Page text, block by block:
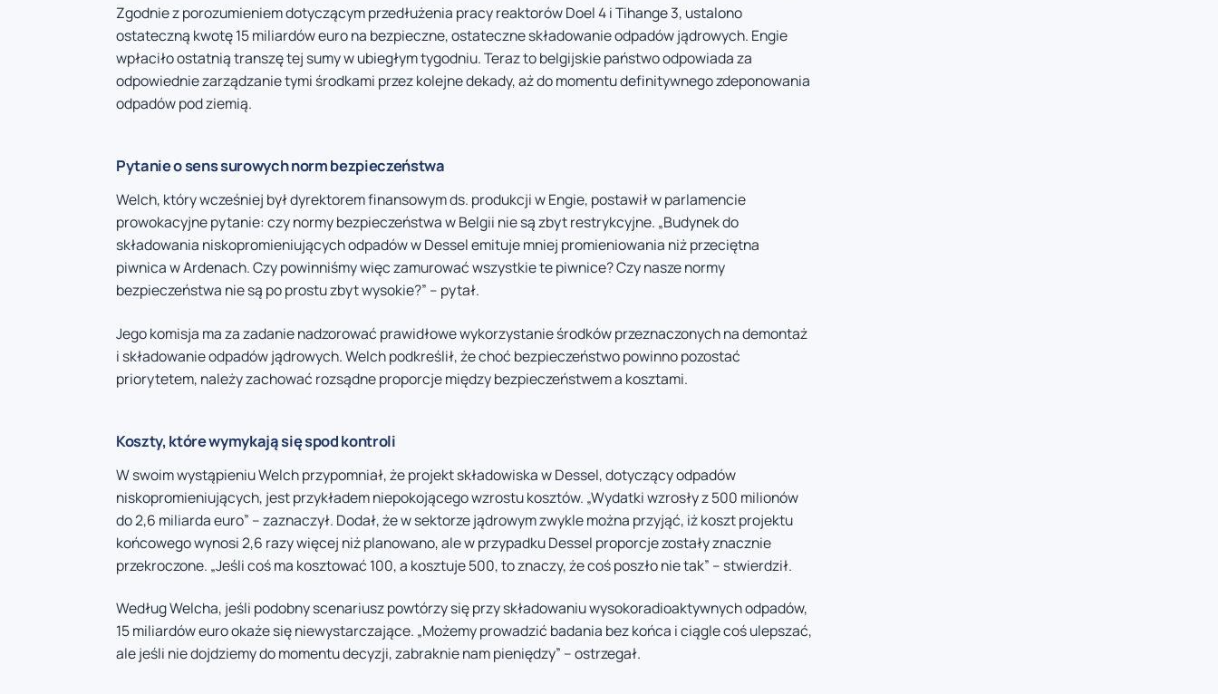
Zgodnie z porozumieniem dotyczącym przedłużenia pracy reaktorów Doel 4 i Tihange 3, ustalono
ostateczną kwotę 15 miliardów euro na bezpieczne, ostateczne składowanie odpadów jądrowych. Engie
wpłaciło ostatnią transzę tej sumy w ubiegłym tygodniu. Teraz to belgijskie państwo odpowiada za
odpowiednie zarządzanie tymi środkami przez kolejne dekady, aż do momentu definitywnego zdeponowania
odpadów pod ziemią.
Pytanie o sens surowych norm bezpieczeństwa
Welch, który wcześniej był dyrektorem finansowym ds. produkcji w Engie, postawił w parlamencie
prowokacyjne pytanie: czy normy bezpieczeństwa w Belgii nie są zbyt restrykcyjne. „Budynek do
składowania niskopromieniujących odpadów w Dessel emituje mniej promieniowania niż przeciętna
piwnica w Ardenach. Czy powinniśmy więc zamurować wszystkie te piwnice? Czy nasze normy
bezpieczeństwa nie są po prostu zbyt wysokie?” – pytał.
Jego komisja ma za zadanie nadzorować prawidłowe wykorzystanie środków przeznaczonych na demontaż
i składowanie odpadów jądrowych. Welch podkreślił, że choć bezpieczeństwo powinno pozostać
priorytetem, należy zachować rozsądne proporcje między bezpieczeństwem a kosztami.
Koszty, które wymykają się spod kontroli
W swoim wystąpieniu Welch przypomniał, że projekt składowiska w Dessel, dotyczący odpadów
niskopromieniujących, jest przykładem niepokojącego wzrostu kosztów. „Wydatki wzrosły z 500 milionów
do 2,6 miliarda euro” – zaznaczył. Dodał, że w sektorze jądrowym zwykle można przyjąć, iż koszt projektu
końcowego wynosi 2,6 razy więcej niż planowano, ale w przypadku Dessel proporcje zostały znacznie
przekroczone. „Jeśli coś ma kosztować 100, a kosztuje 500, to znaczy, że coś poszło nie tak” – stwierdził.
Według Welcha, jeśli podobny scenariusz powtórzy się przy składowaniu wysokoradioaktywnych odpadów,
15 miliardów euro okaże się niewystarczające. „Możemy prowadzić badania bez końca i ciągle coś ulepszać,
ale jeśli nie dojdziemy do momentu decyzji, zabraknie nam pieniędzy” – ostrzegał.